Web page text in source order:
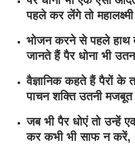
पहले कर लेंगे तो
भोजन करने से पहले हाथ
जानते हैं पैर धोना भी
वैज्ञानिक कहते हैं पैरों के
पाचन शक्ति उतनी मजबूत
जब भी पैर धोएं तो उन्हें
कर कभी भी साफ न करें,